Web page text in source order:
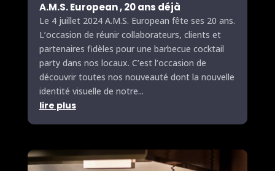
A.M.S. European, 20 ans déjà
Le 4 juillet 2024 A.M.S. European fête ses 20 ans.
L’occasion de réunir collaborateurs, clients et
partenaires fidèles pour une barbecue cocktail
party dans nos locaux. C’est l’occasion de
découvrir toutes nos nouveauté dont la nouvelle
identité visuelle de notre...
lire plus